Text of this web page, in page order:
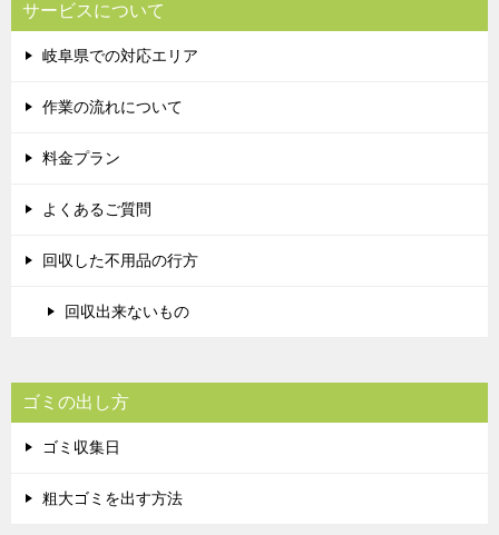
サービスについて
岐阜県での対応エリア
作業の流れについて
料金プラン
よくあるご質問
回収した不用品の行方
回収出来ないもの
ゴミの出し方
ゴミ収集日
粗大ゴミを出す方法